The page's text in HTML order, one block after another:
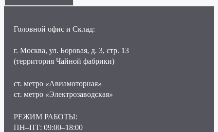
Головной офис и Склад:
г. Москва, ул. Боровая, д. 3, стр. 13
(территория Чайной фабрики)
ст. метро «Авиамоторная»
ст. метро «Электрозаводская»
РЕЖИМ РАБОТЫ:
ПН–ПТ: 09:00–18:00